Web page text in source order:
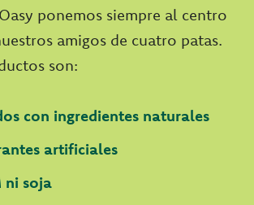
ponemos siempre al centro
amigos de cuatro patas.
son:
con ingredientes naturales
artificiales
ni soja